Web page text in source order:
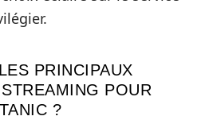
PRINCIPAUX
POUR
?